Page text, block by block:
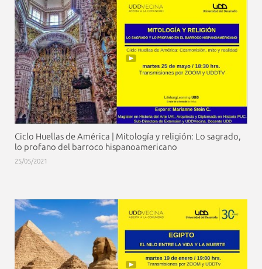
Ciclo Huellas de América | Mitología y religión: Lo sagrado,
lo profano del barroco hispanoamericano
25/05/2021